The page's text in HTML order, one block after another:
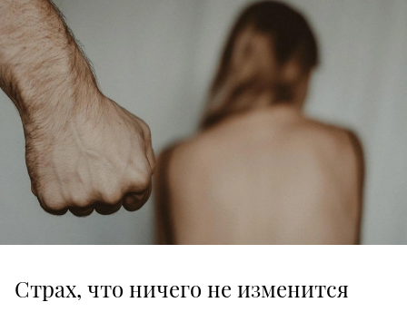
Страх, что ничего не изменится